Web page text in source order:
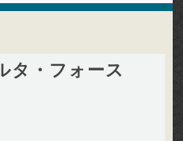
・フォース